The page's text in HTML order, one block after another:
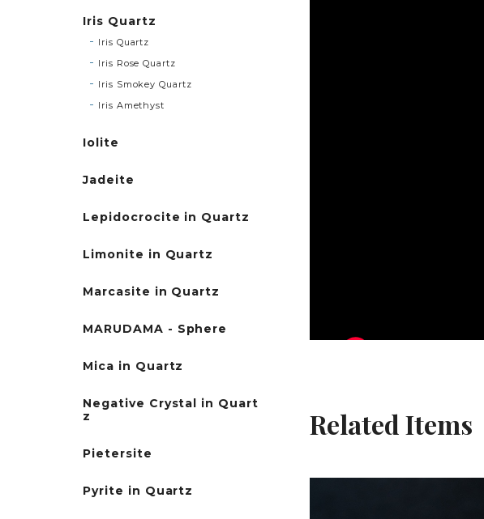
Related Items
Iris Quartz
Iris Quartz
Iris Rose Quartz
Iris Smokey Quartz
Iris Amethyst
Iolite
Jadeite
Lepidocrocite in Quartz
Limonite in Quartz
Marcasite in Quartz
MARUDAMA - Sphere
Mica in Quartz
Negative Crystal in Quart
z
Pietersite
Pyrite in Quartz